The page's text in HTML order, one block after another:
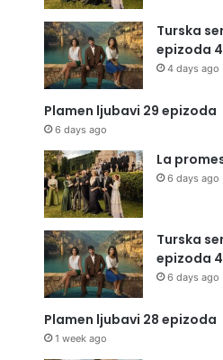
Turska
epizoda
4 days ago
Plamen ljubavi 29 epizoda
6 days ago
La
6 days ago
Turska
epizoda
6 days ago
Plamen ljubavi 28 epizoda
1 week ago